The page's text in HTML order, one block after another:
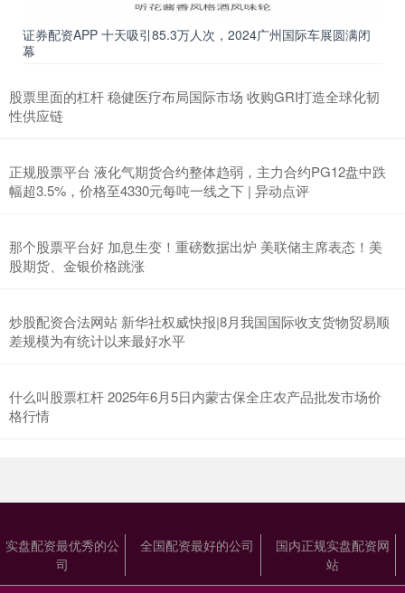
证券配资APP 十天吸引85.3万人次，2024广州国际车展圆满闭
幕
股票里面的杠杆 稳健医疗布局国际市场 收购GRI打造全球化韧
性供应链
正规股票平台 液化气期货合约整体趋弱，主力合约PG12盘中跌
幅超3.5%，价格至4330元每吨一线之下 | 异动点评
那个股票平台好 加息生变！重磅数据出炉 美联储主席表态！美
股期货、金银价格跳涨
炒股配资合法网站 新华社权威快报|8月我国国际收支货物贸易顺
差规模为有统计以来最好水平
什么叫股票杠杆 2025年6月5日内蒙古保全庄农产品批发市场价
格行情
实盘配资最优秀的公
司
全国配资最好的公司
国内正规实盘配资网
站